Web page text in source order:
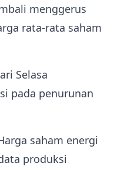
menggerus
rata‑rata saham
Selasa
pada penurunan
saham energi
produksi